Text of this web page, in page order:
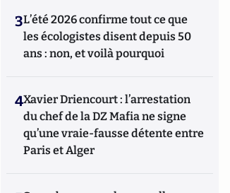
3L’été 2026 confirme tout ce que
les écologistes disent depuis 50
ans : non, et voilà pourquoi
4Xavier Driencourt : l’arrestation
du chef de la DZ Mafia ne signe
qu’une vraie-fausse détente entre
Paris et Alger